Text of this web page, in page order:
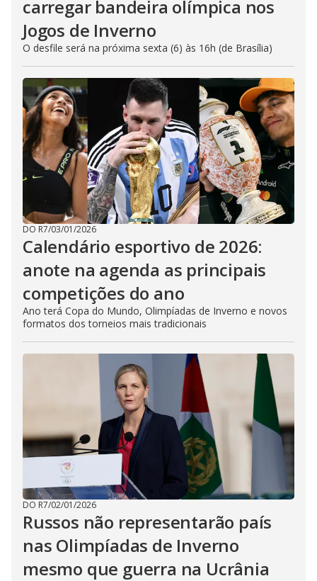
carregar bandeira olímpica nos
Jogos de Inverno
O desfile será na próxima sexta (6) às 16h (de Brasília)
DO R7/03/01/2026
Calendário esportivo de 2026:
anote na agenda as principais
competições do ano
Ano terá Copa do Mundo, Olimpíadas de Inverno e novos
formatos dos torneios mais tradicionais
DO R7/02/01/2026
Russos não representarão país
nas Olimpíadas de Inverno
mesmo que guerra na Ucrânia